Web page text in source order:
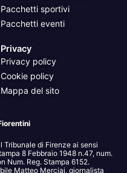
Pacchetti sportivi
Pacchetti eventi
Privacy
Privacy policy
Cookie policy
Mappa del sito
Tribunale di Firenze ai sensi
8 Febbraio 1948 n.47, num.
Num. Reg. Stampa 6152.
Matteo Merciai, giornalista